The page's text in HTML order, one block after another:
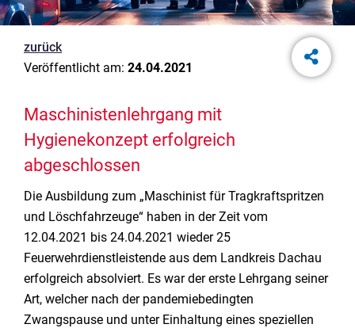
zurück
Veröffentlicht am: 24.04.2021
Maschinistenlehrgang mit
Hygienekonzept erfolgreich
abgeschlossen
Die Ausbildung zum „Maschinist für Tragkraftspritzen
und Löschfahrzeuge“ haben in der Zeit vom
12.04.2021 bis 24.04.2021 wieder 25
Feuerwehrdienstleistende aus dem Landkreis Dachau
erfolgreich absolviert. Es war der erste Lehrgang seiner
Art, welcher nach der pandemiebedingten
Zwangspause und unter Einhaltung eines speziellen